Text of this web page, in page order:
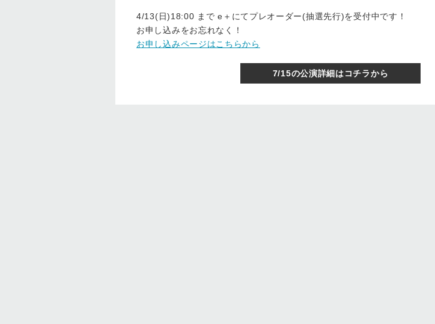
4/13(日)18:00 まで e＋にてプレオーダー(抽選先行)を受付中です！
お申し込みをお忘れなく！
お申し込みページはこちらから
7/15の公演詳細はコチラから